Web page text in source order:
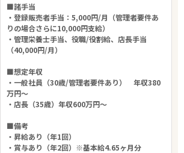
■諸手当
・登録販売者手当：5,000円/月（管理者要件あ
りの場合さらに10,000円支給）
・管理栄養士手当、役職/役割給、店長手当
（40,000円/月）
■想定年収
・一般社員（30歳/管理者要件あり） 年収380
万円～
・店長（35歳）年収600万円～
■備考
・昇給あり（年1回）
・賞与あり（年2回）※基本給4.65ヶ月分